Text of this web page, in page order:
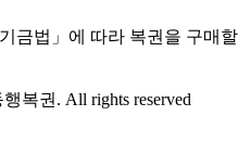
금법」에 따라 복권을 구매할
복권. All rights reserved